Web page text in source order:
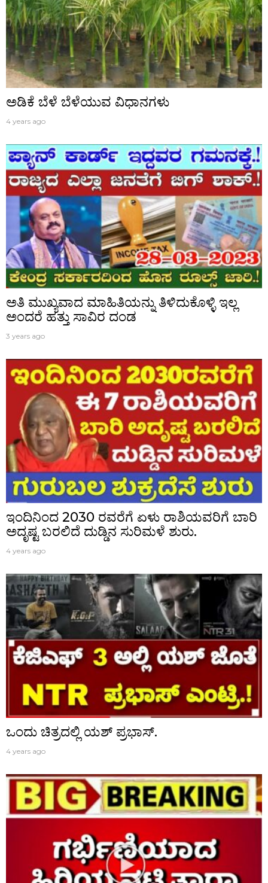
ಅಡಿಕೆ ಬೆಳೆ ಬೆಳೆಯುವ ವಿಧಾನಗಳು
4 years ago
ಅತಿ ಮುಖ್ಯವಾದ ಮಾಹಿತಿಯನ್ನು ತಿಳಿದುಕೊಳ್ಳಿ ಇಲ್ಲ
ಅಂದರೆ ಹತ್ತು ಸಾವಿರ ದಂಡ
3 years ago
ಇಂದಿನಿಂದ 2030 ರವರೆಗೆ ಏಳು ರಾಶಿಯವರಿಗೆ ಬಾರಿ
ಅದೃಷ್ಟ ಬರಲಿದೆ ದುಡ್ಡಿನ ಸುರಿಮಳೆ ಶುರು.
4 years ago
ಒಂದು ಚಿತ್ರದಲ್ಲಿ ಯಶ್ ಪ್ರಭಾಸ್.
4 years ago